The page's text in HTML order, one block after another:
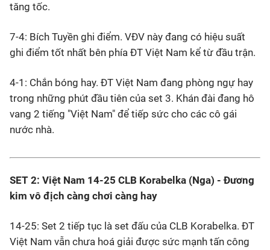
tăng tốc.
7-4: Bích Tuyền ghi điểm. VĐV này đang có hiệu suất
ghi điểm tốt nhất bên phía ĐT Việt Nam kể từ đầu trận.
4-1: Chắn bóng hay. ĐT Việt Nam đang phòng ngự hay
trong những phút đầu tiên của set 3. Khán đài đang hô
vang 2 tiếng "Việt Nam" để tiếp sức cho các cô gái
nước nhà.
SET 2: Việt Nam 14-25 CLB Korabelka (Nga) - Đương
kim vô địch càng chơi càng hay
14-25: Set 2 tiếp tục là set đấu của CLB Korabelka. ĐT
Việt Nam vẫn chưa hoá giải được sức mạnh tấn công